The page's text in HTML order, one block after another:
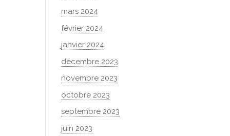
mars 2024
février 2024
janvier 2024
décembre 2023
novembre 2023
octobre 2023
septembre 2023
juin 2023